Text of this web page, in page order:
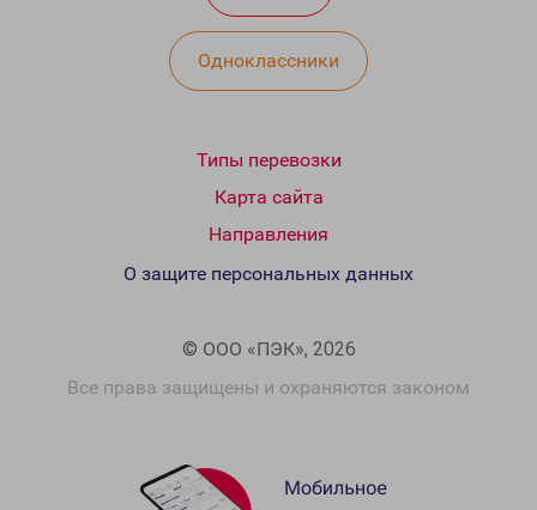
Одноклассники
Типы перевозки
Карта сайта
Направления
© ООО «ПЭК», 2026
Все права защищены и охраняются законом
О защите персональных данных